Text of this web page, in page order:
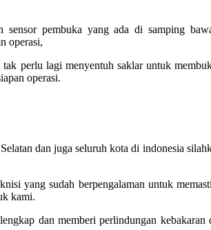
pembuka yang ada di samping
operasi,
perlu lagi menyentuh saklar untuk
operasi.
dan juga seluruh kota di indonesia
yang sudah berpengalaman untuk
kami.
dan memberi perlindungan